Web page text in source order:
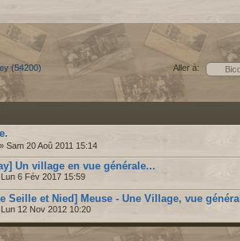
(54200) Aller à:
» Sam 20 Aoû 2011 15:14
Un village en vue générale...
6 Fév 2017 15:59
Seille et Nied] Meuse - Une Village, vue
12 Nov 2012 10:20